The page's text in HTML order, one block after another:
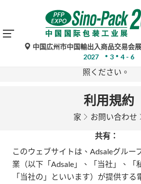
Google翻訳による自動翻訳は参考情
場合があります。ご不明な点がある
照ください。
中国広州市中国輸出入商品交易会
2027
3 4 - 6
利用規約
家 お問い合わせ
共有：
このウェブサイトは、Adsaleグルー
業（以下「Adsale」、「当社」、「
「当社の」といいます）が提供する